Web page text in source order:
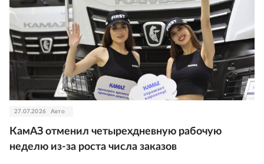
27.07.2026 Авто
КамАЗ отменил четырехдневную рабочую
неделю из-за роста числа заказов